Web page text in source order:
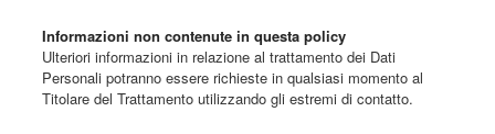
Informazioni non contenute in questa policy
Ulteriori informazioni in relazione al trattamento dei Dati
Personali potranno essere richieste in qualsiasi momento al
Titolare del Trattamento utilizzando gli estremi di contatto.